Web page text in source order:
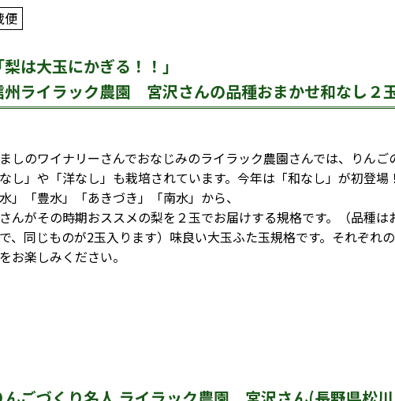
便
梨は大玉にかぎる！！」
州ライラック農園 宮沢さんの品種おまかせ和なし２
しのワイナリーさんでおなじみのライラック農園さんでは、りんご
なし」や「洋なし」も栽培されています。今年は「和なし」が初登場
水」「豊水」「あきづき」「南水」から、
んがその時期おススメの梨を２玉でお届けする規格です。（品種は
、同じものが2玉入ります）味良い大玉ふた玉規格です。それぞれ
お楽しみください。